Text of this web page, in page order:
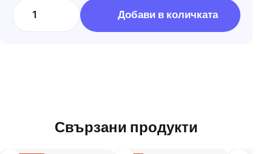
Добави в количката
Свързани продукти